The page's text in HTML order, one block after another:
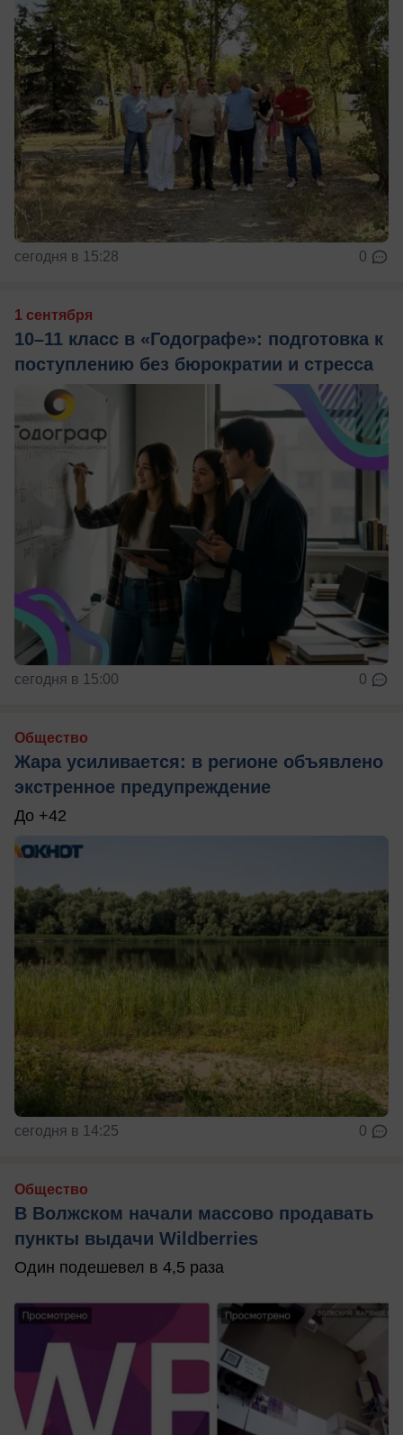
сегодня в 15:28 0
1 сентября
10–11 класс в «Годографе»: подготовка к
поступлению без бюрократии и стресса
сегодня в 15:00 0
Общество
Жара усиливается: в регионе объявлено
экстренное предупреждение
До +42
сегодня в 14:25 0
Общество
В Волжском начали массово продавать
пункты выдачи Wildberries
Один подешевел в 4,5 раза